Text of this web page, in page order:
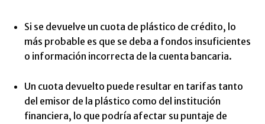
Si se devuelve un cuota de plástico de crédito, lo
más probable es que se deba a fondos insuficientes
o información incorrecta de la cuenta bancaria.
Un cuota devuelto puede resultar en tarifas tanto
del emisor de la plástico como del institución
financiera, lo que podría afectar su puntaje de